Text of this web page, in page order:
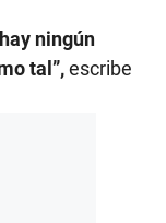
ningún
tal”,escribe